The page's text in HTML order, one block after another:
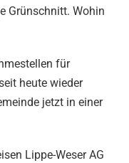
Grünschnitt. Wohin
für
heute wieder
jetzt in einer
Lippe-Weser AG